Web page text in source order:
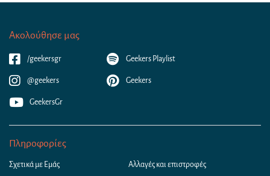
Ακολούθησε μας
/geekersgr
@geekers
GeekersGr
Geekers Playlist
Geekers
Πληροφορίες
Σχετικά με Εμάς
Αλλαγές και επιστροφές